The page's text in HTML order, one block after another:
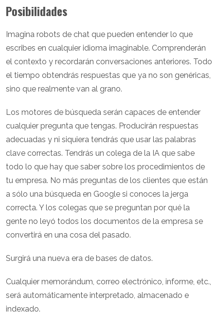
Posibilidades
Imagina robots de chat que pueden entender lo que
escribes en cualquier idioma imaginable. Comprenderán
el contexto y recordarán conversaciones anteriores. Todo
el tiempo obtendrás respuestas que ya no son genéricas,
sino que realmente van al grano.
Los motores de búsqueda serán capaces de entender
cualquier pregunta que tengas. Producirán respuestas
adecuadas y ni siquiera tendrás que usar las palabras
clave correctas. Tendrás un colega de la IA que sabe
todo lo que hay que saber sobre los procedimientos de
tu empresa. No más preguntas de los clientes que están
a sólo una búsqueda en Google si conoces la jerga
correcta. Y los colegas que se preguntan por qué la
gente no leyó todos los documentos de la empresa se
convertirá en una cosa del pasado.
Surgirá una nueva era de bases de datos.
Cualquier memorándum, correo electrónico, informe, etc.,
será automáticamente interpretado, almacenado e
indexado.